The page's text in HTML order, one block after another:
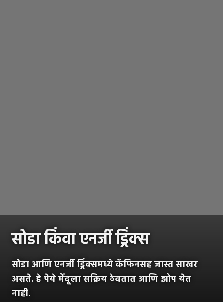
सोडा किंवा एनर्जी ड्रिंक्स
सोडा आणि एनर्जी ड्रिंक्समध्ये कॅफिनसह जास्त साखर
असते. हे पेये मेंदूला सक्रिय ठेवतात आणि झोप येत
नाही.